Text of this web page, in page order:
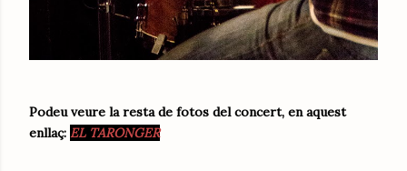
Podeu veure la resta de fotos del concert, en aquest
enllaç: EL TARONGER